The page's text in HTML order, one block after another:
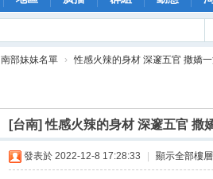
南部妹妹名單 › 性感火辣的身材 深邃五官 撒嬌
[台南]性感火辣的身材 深邃五官 撒
發表於 2022-12-8 17:28:33 顯示全部樓層